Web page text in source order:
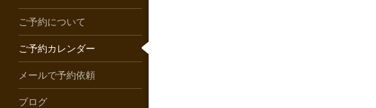
ご予約について
ご予約カレンダー
メールで予約依頼
ブログ